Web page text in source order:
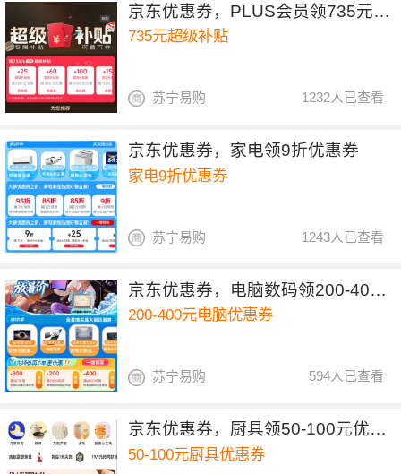
京东优惠券，PLUS会员领735元超级补贴
735元超级补贴
1232人已查看
苏宁易购
京东优惠券，家电领9折优惠券
家电9折优惠券
1243人已查看
苏宁易购
京东优惠券，电脑数码领200-400元优惠券
200-400元电脑优惠券
594人已查看
苏宁易购
京东优惠券，厨具领50-100元优惠券
50-100元厨具优惠券